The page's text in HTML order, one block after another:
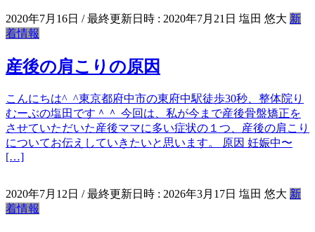
2020年7月16日 / 最終更新日時 : 2020年7月21日 塩田 悠大 新
着情報
産後の肩こりの原因
こんにちは^_^東京都府中市の東府中駅徒歩30秒、整体院り
むーぶの塩田です＾＾ 今回は、私が今まで産後骨盤矯正を
させていただいた産後ママに多い症状の１つ、産後の肩こり
についてお伝えしていきたいと思います。 原因 妊娠中〜
[…]
2020年7月12日 / 最終更新日時 : 2026年3月17日 塩田 悠大 新
着情報